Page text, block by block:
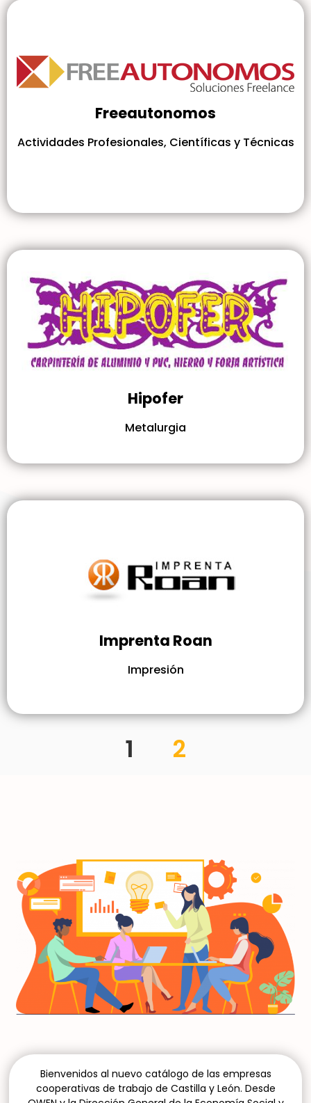
Freeautonomos
Actividades Profesionales, Científicas y Técnicas
Hipofer
Metalurgia
Imprenta Roan
Impresión
1 2
Bienvenidos al nuevo catálogo de las empresas
cooperativas de trabajo de Castilla y León. Desde